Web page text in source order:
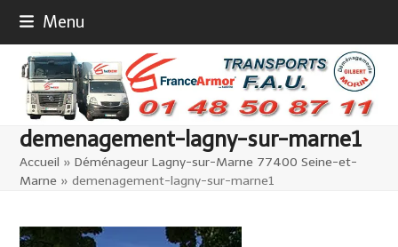
content
Menu
demenagement-lagny-sur-marne1
Accueil »Déménageur Lagny-sur-Marne 77400 Seine-et-
Marne »demenagement-lagny-sur-marne1